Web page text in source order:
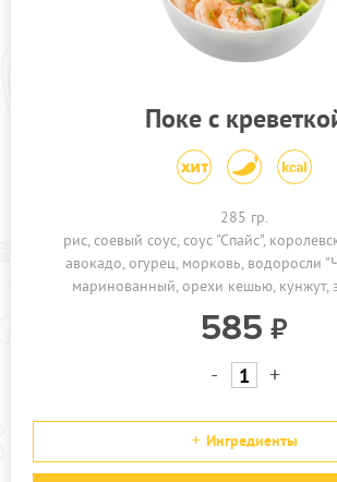
ПРОЧЕЕ
КАФЕ ЗЕЛЕНОГРАД
Поке с
285 гр.
рис соевый соус соус "Спайс"
авокадо огурец морковь водоросли
маринованный орехи кешью кунжут
585
- +
Ингредиенты